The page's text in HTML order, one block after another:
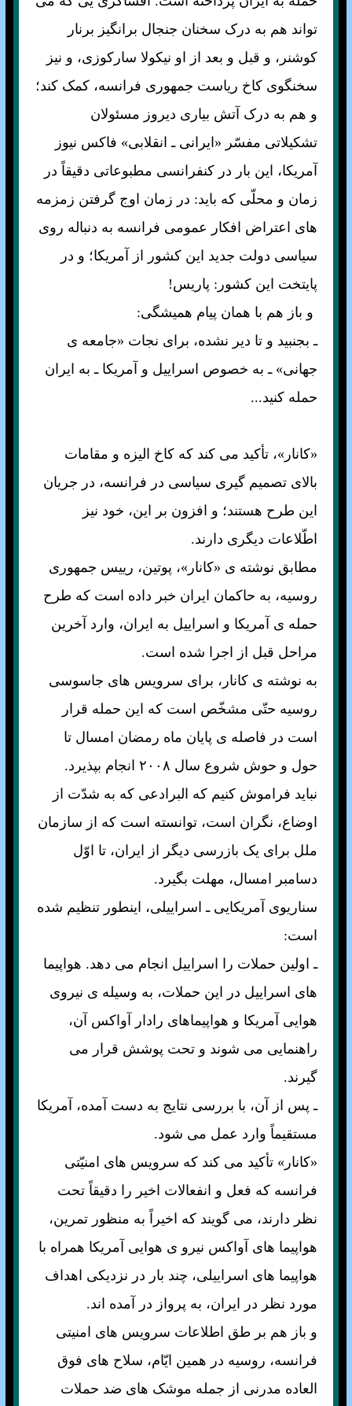
تواند هم به درک سخنان جنجال برانگيز برنار
کوشنر، و قبل و بعد از او نيکولا سارکوزی، و نيز
سخنگوی کاخ رياست جمهوری فرانسه، کمک کند؛
و هم به درک آتش بياری ديروز مسئولان
تشکيلاتی مفسّر «ايرانی ـ انقلابی» فاکس نيوز
آمريکا، اين بار در کنفرانسی مطبوعاتی دقيقاً در
زمان و محلّی که بايد: در زمان اوج گرفتن زمزمه
های اعتراض افکار عمومی فرانسه به دنباله روی
سياسی دولت جديد اين کشور از آمريکا؛ و در
پايتخت اين کشور: پاريس!
و باز هم با همان پيام هميشگی:
ـ بجنبيد و تا دير نشده، برای نجات «جامعه ی
جهانی» ـ به خصوص اسراييل و آمريکا ـ به ايران
حمله کنيد...
«کانار»، تأکيد می کند که کاخ اليزه و مقامات
بالای تصميم گيری سياسی در فرانسه، در جريان
اين طرح هستند؛ و افزون بر اين، خود نيز
اطّلاعات ديگری دارند.
مطابق نوشته ی «کانار»، پوتين، رييس جمهوری
روسيه، به حاکمان ايران خبر داده است که طرح
حمله ی آمريکا و اسراييل به ايران، وارد آخرين
مراحل قبل از اجرا شده است.
به نوشته ی کانار، برای سرويس های جاسوسی
روسيه حتّی مشخّص است که اين حمله قرار
است در فاصله ی پايان ماه رمضان امسال تا
حول و حوش شروع سال ۲۰۰۸ انجام بپذيرد.
نبايد فراموش کنيم که البرادعی که به شدّت از
اوضاع، نگران است، توانسته است که از سازمان
ملل برای يک بازرسی ديگر از ايران، تا اوّل
دسامبر امسال، مهلت بگيرد.
سناريوی آمريکايی ـ اسراييلی، اينطور تنظيم شده
است:
ـ اولين حملات را اسراييل انجام می دهد. هواپيما
های اسراييل در اين حملات، به وسيله ی نيروی
هوايی آمريکا و هواپيماهای رادار آواکس آن،
راهنمايی می شوند و تحت پوشش قرار می
گيرند.
ـ پس از آن، با بررسی نتايج به دست آمده، آمريکا
مستقيماً وارد عمل می شود.
«کانار» تأکيد می کند که سرويس های امنيّتی
فرانسه که فعل و انفعالات اخير را دقيقاً تحت
نظر دارند، می گويند که اخيراً به منظور تمرين،
هواپيما های آواکس نيرو ی هوايی آمريکا همراه با
هواپيما های اسراييلی، چند بار در نزديکی اهداف
مورد نظر در ايران، به پرواز در آمده اند.
و باز هم بر طق اطلاعات سرويس های امنيتی
فرانسه، روسيه در همين ايّام، سلاح های فوق
العاده مدرنی از جمله موشک های ضد حملات